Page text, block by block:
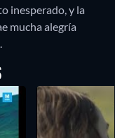
inesperado, y la
mucha alegría